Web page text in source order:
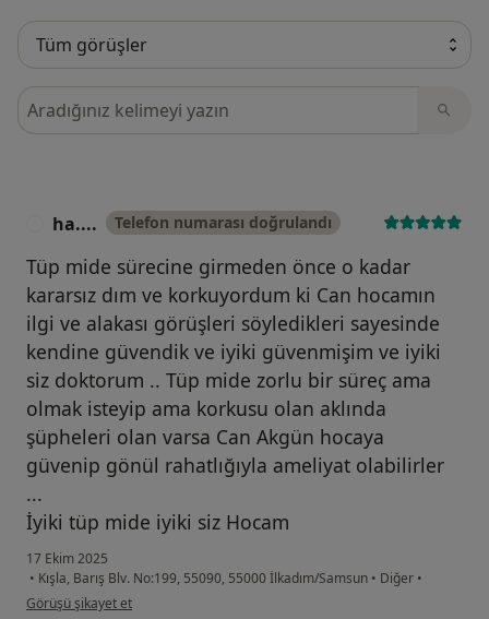
Görüşler içerisinde ara
ha.... Telefon numarası doğrulandı
Tüp mide sürecine girmeden önce o kadar
kararsız dım ve korkuyordum ki Can hocamın
ilgi ve alakası görüşleri söyledikleri sayesinde
kendine güvendik ve iyiki güvenmişim ve iyiki
siz doktorum .. Tüp mide zorlu bir süreç ama
olmak isteyip ama korkusu olan aklında
şüpheleri olan varsa Can Akgün hocaya
güvenip gönül rahatlığıyla ameliyat olabilirler
...
İyiki tüp mide iyiki siz Hocam
17 Ekim 2025
• Kışla, Barış Blv. No:199, 55090, 55000 İlkadım/Samsun • Diğer •
kullanıcının görüşüne göre ha....
Görüşü şikayet et